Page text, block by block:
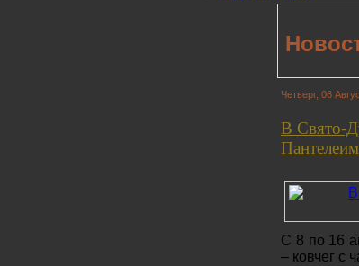
Четверг, 06
В Свято-
С 8 по 16
– ковчег с